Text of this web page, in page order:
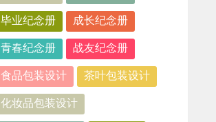
毕业纪念册 成长纪念册
青春纪念册 战友纪念册
食品包装设计 茶叶包装设计
化妆品包装设计